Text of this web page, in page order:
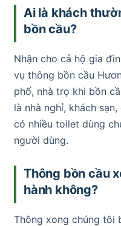
Ai là khách
bồn cầu?
Nhận cho cả hộ gia
vụ thông bồn cầu
phố, nhà trọ khi bồn
là nhà nghỉ, khách
có nhiều toilet dùng
người dùng.
Thông bồn cầu
hành không?
Thông xong chúng tôi